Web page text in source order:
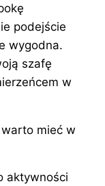
podejście
wygodna.
szafę
w
mieć w
aktywności